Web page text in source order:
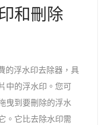
和刪除
的浮水印去除器，具
中的浮水印。您可
曳到要刪除的浮水
。它比去除水印需